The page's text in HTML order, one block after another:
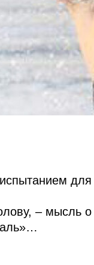
– мысль